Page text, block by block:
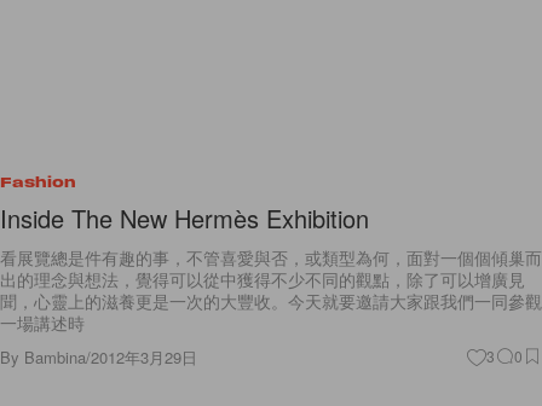
Fashion
Inside The New Hermès Exhibition
看展覽總是件有趣的事，不管喜愛與否，或類型為何，面對一個個傾巢而
出的理念與想法，覺得可以從中獲得不少不同的觀點，除了可以增廣見
聞，心靈上的滋養更是一次的大豐收。今天就要邀請大家跟我們一同參觀
一場講述時
By Bambina/2012年3月29日 3 0